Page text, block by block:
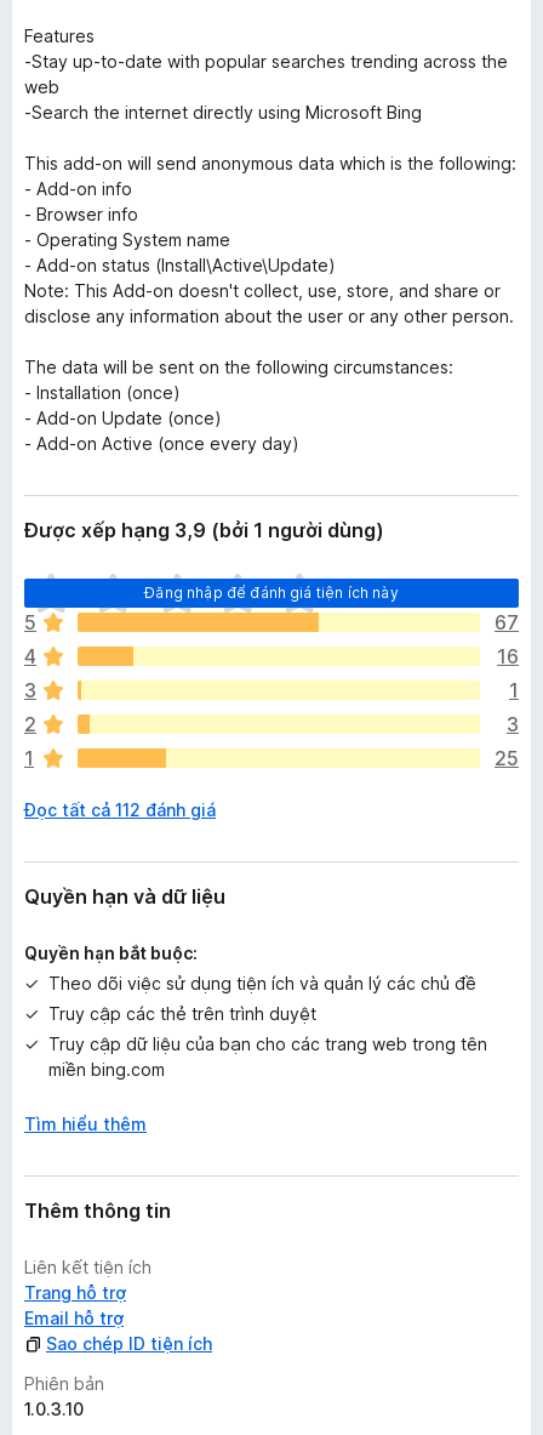
Features
-Stay up-to-date with popular searches trending across the
web
-Search the internet directly using Microsoft Bing
This add-on will send anonymous data which is the following:
- Add-on info
- Browser info
- Operating System name
- Add-on status (Install\Active\Update)
Note: This Add-on doesn't collect, use, store, and share or
disclose any information about the user or any other person.
The data will be sent on the following circumstances:
- Installation (once)
- Add-on Update (once)
- Add-on Active (once every day)
Được xếp hạng 3,9 (bởi 1 người dùng)
Đăng nhập để đánh giá tiện ích này
C
h
ư
a
c
ó
x
ế
h
n
g
à
o
5
67
4
16
3
1
2
3
1
25
Đọc tất cả 112 đánh giá
Quyền hạn và dữ liệu
Quyền hạn bắt buộc:
Theo dõi việc sử dụng tiện ích và quản lý các chủ đề
Truy cập các thẻ trên trình duyệt
Truy cập dữ liệu của bạn cho các trang web trong tên
miền bing.com
Tìm hiểu thêm
Thêm thông tin
Liên kết tiện ích
Trang hỗ trợ
Email hỗ trợ
Sao chép ID tiện ích
Phiên bản
1.0.3.10